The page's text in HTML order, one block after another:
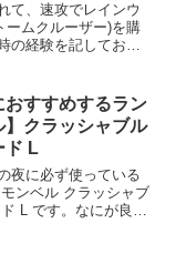
て、速攻でレインウ
ームクルーザー)を購
の経験を記しておき
した記憶で、山行中
おすすめするラン
】クラッシャブル
ド L
夜に必ず使っている
ンベル クラッシャブ
L です。なにが良い